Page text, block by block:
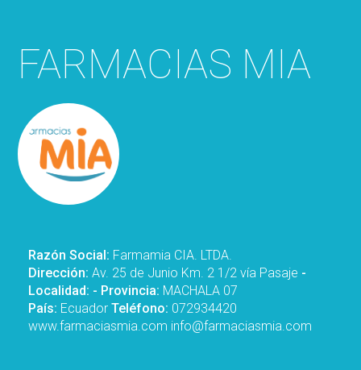
FARMACIAS MIA
Razón Social: Farmamia CIA. LTDA.
Dirección:Av. 25 de Junio Km. 2 1/2 vía Pasaje -
Localidad: - Provincia: MACHALA 07
País: Ecuador Teléfono: 072934420
www.farmaciasmia.com info@farmaciasmia.com